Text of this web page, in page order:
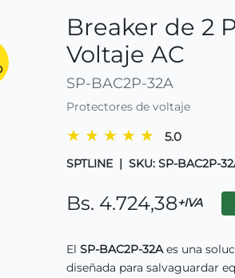
Breaker de 2
Voltaje AC
SP-BAC2P-32A
Protectores de voltaje
★ ★ ★ ★ ★ 5.0
SPTLINE | SKU: SP-BAC2P-
Bs. 4.724,38+IVA
El SP-BAC2P-32Aes una
diseñada para salvaguardar